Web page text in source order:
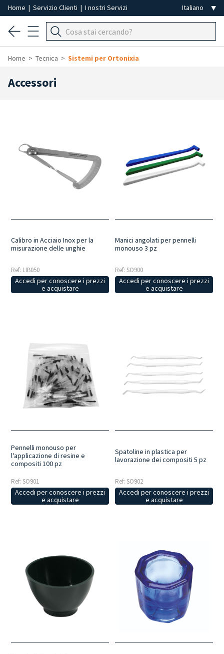
Home | Servizio Clienti | I nostri Servizi
Home Tecnica Sistemi per Ortonixia
Accessori
Calibro in Acciaio Inox per la
misurazione delle unghie
Ref: LIB050
Accedi per conoscere i prezzi
e acquistare
Manici angolati per pennelli
monouso 3 pz
Ref: SO900
Accedi per conoscere i prezzi
e acquistare
Pennelli monouso per
l'applicazione di resine e
compositi 100 pz
Ref: SO901
Accedi per conoscere i prezzi
e acquistare
Spatoline in plastica per
lavorazione dei compositi 5 pz
Ref: SO902
Accedi per conoscere i prezzi
e acquistare